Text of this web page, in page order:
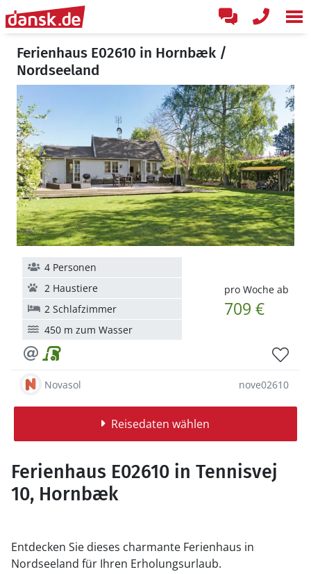
Ferienhaus E02610 in Hornbæk /
Nordseeland
pro Woche ab
709 €
4 Personen
2 Haustiere
2 Schlafzimmer
450 m zum Wasser
Novasol nove02610
Reisedaten wählen
Ferienhaus E02610 in Tennisvej
10, Hornbæk
Entdecken Sie dieses charmante Ferienhaus in
Nordseeland für Ihren Erholungsurlaub.